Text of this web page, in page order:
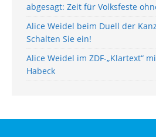
abgesagt: Zeit für Volksfeste
Alice Weidel beim Duell der
Schalten Sie ein!
Alice Weidel im ZDF-„Klartext“
Habeck